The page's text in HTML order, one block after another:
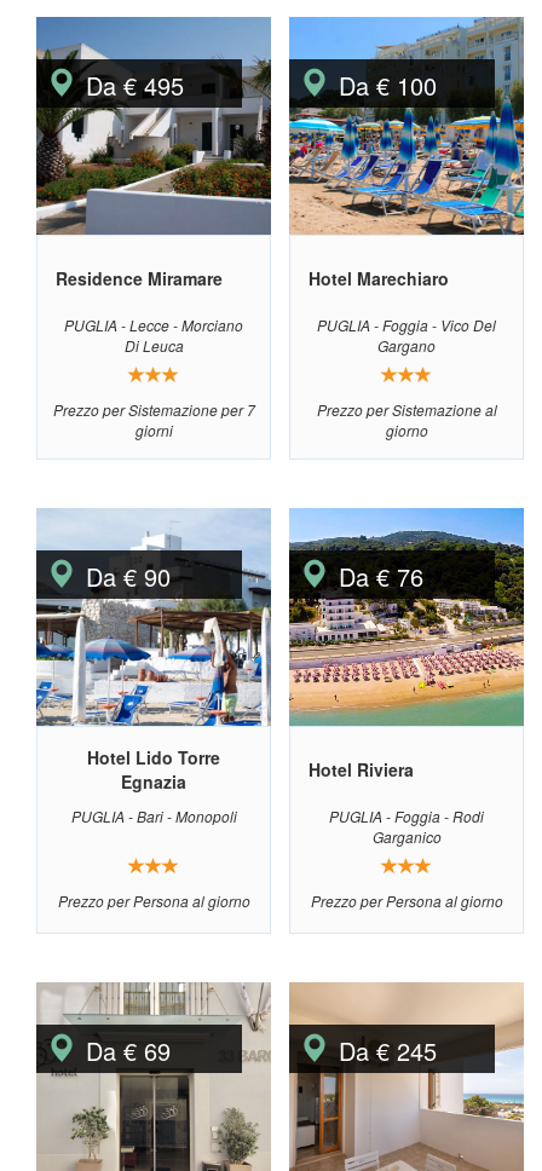
Da € 495
Residence Miramare
PUGLIA - Lecce - Morciano
Di Leuca
Prezzo per Sistemazione per 7
giorni
Da € 100
Hotel Marechiaro
PUGLIA - Foggia - Vico Del
Gargano
Prezzo per Sistemazione al
giorno
Da € 90
Hotel Lido Torre
Egnazia
PUGLIA - Bari - Monopoli
Prezzo per Persona al giorno
Da € 76
Hotel Riviera
PUGLIA - Foggia - Rodi
Garganico
Prezzo per Persona al giorno
Da € 69 Da € 245